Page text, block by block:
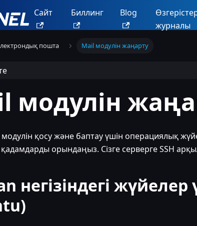
Сайт Биллинг Blog
журналы
пошта Mail модулін жаңарту
модулін
қосу және баптау үшін операциялық
қадамдарды орындаңыз. Сізге серверге SSH
негізіндегі